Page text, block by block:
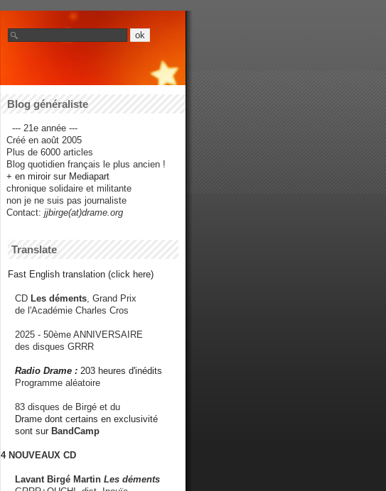
Blog généraliste
--- 21e année ---
Créé en août 2005
Plus de 6000 articles
Blog quotidien français le plus ancien !
+ en miroir sur Mediapart
chronique solidaire et militante
non je ne suis pas journaliste
Contact: jjbirge(at)drame.org
Translate
Fast English translation (click here)
CD Les déments , Grand Prix
de l'Académie Charles Cros
2025 - 50ème ANNIVERSAIRE
des disques GRRR
Radio Drame : 203 heures d'inédits
Programme aléatoire
83 disques de Birgé et du
Drame dont certains en exclusivité
sont sur BandCamp
4 NOUVEAUX CD
Lavant Birgé Martin Les déments